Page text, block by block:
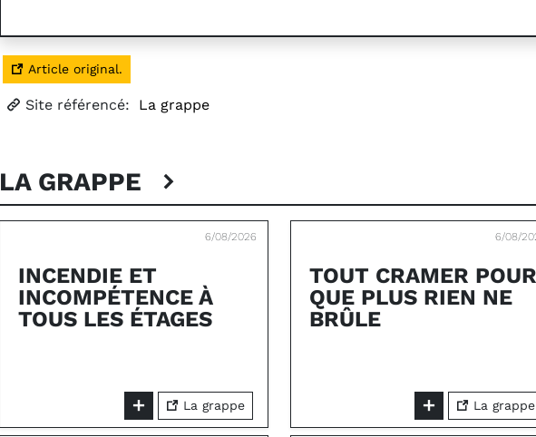
Article original.
Site référencé: La grappe
LA GRAPPE
6/08/2026
INCENDIE ET
INCOMPÉTENCE À
TOUS LES ÉTAGES
La grappe
6/08/
TOUT CRAMER POUR
QUE PLUS RIEN NE
BRÛLE
La grappe